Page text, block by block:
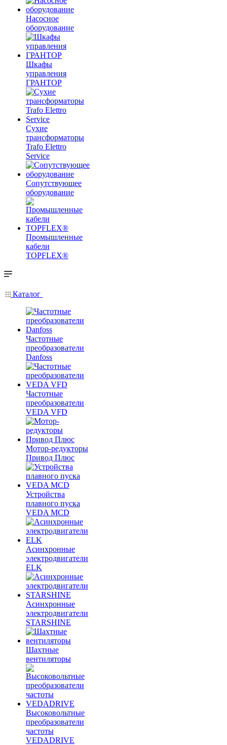
Насосное
оборудование
Шкафы
управления
ГРАНТОР
Сухие
трансформаторы
Trafo Elettro
Service
Сопутствующее
оборудование
Промышленные
кабели
TOPFLEX®
Каталог
Частотные
преобразователи
Danfoss
Частотные
преобразователи
VEDA VFD
Мотор-редукторы
Привод Плюс
Устройства
плавного пуска
VEDA MCD
Асинхронные
электродвигатели
ELK
Асинхронные
электродвигатели
STARSHINE
Шахтные
вентиляторы
Высоковольтные
преобразователи
частоты
VEDADRIVE